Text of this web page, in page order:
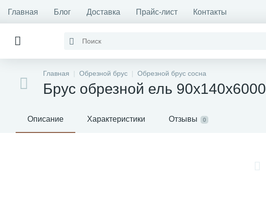
Главная Блог Доставка Прайс-лист Контакты
Главная Обрезной брус Обрезной брус сосна
Брус обрезной ель 90x140х6000
Описание Характеристики Отзывы 0